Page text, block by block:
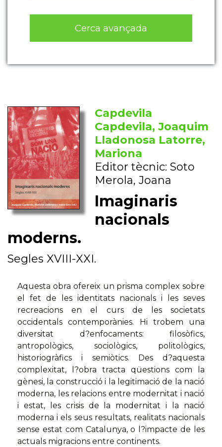
Cerca avançada
Capdevila
Capdevila, Joaquim
Lladonosa Latorre,
Mariona
Editor tècnic: Soto
Merola, Joana
Imaginaris
nacionals
moderns.
Segles XVIII-XXI.
Aquesta obra ofereix un prisma complex sobre
el fet de les identitats nacionals i les seves
recreacions en el curs de les societats
occidentals contemporànies. Hi trobem una
diversitat d?enfocaments: filosòfics,
antropològics, sociològics, politològics,
historiogràfics i semiòtics. Des d?aquesta
complexitat, l?obra tracta qüestions com la
gènesi, la construcció i la legitimació de la nació
moderna, les relacions entre modernitat i nació
i estat, les crisis de la modernitat i la nació
moderna i els seus resultats, realitats nacionals
sense estat com Catalunya, o l?impacte de les
actuals migracions entre continents.